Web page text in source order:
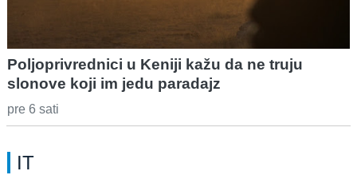
Poljoprivrednici u Keniji kažu da ne truju
slonove koji im jedu paradajz
pre 6 sati
IT